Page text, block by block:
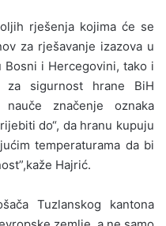
rješenja kojima će se
za rješavanje izazova u
Bosni i Hercegovini, tako i
za sigurnost hrane BiH
značenje oznaka
do“, da hranu kupuju
temperaturama da bi
Hajrić.
Tuzlanskog kantona